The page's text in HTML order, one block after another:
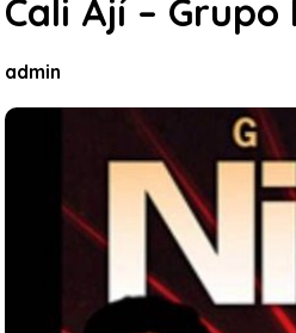
Cali Ají – Grupo
admin